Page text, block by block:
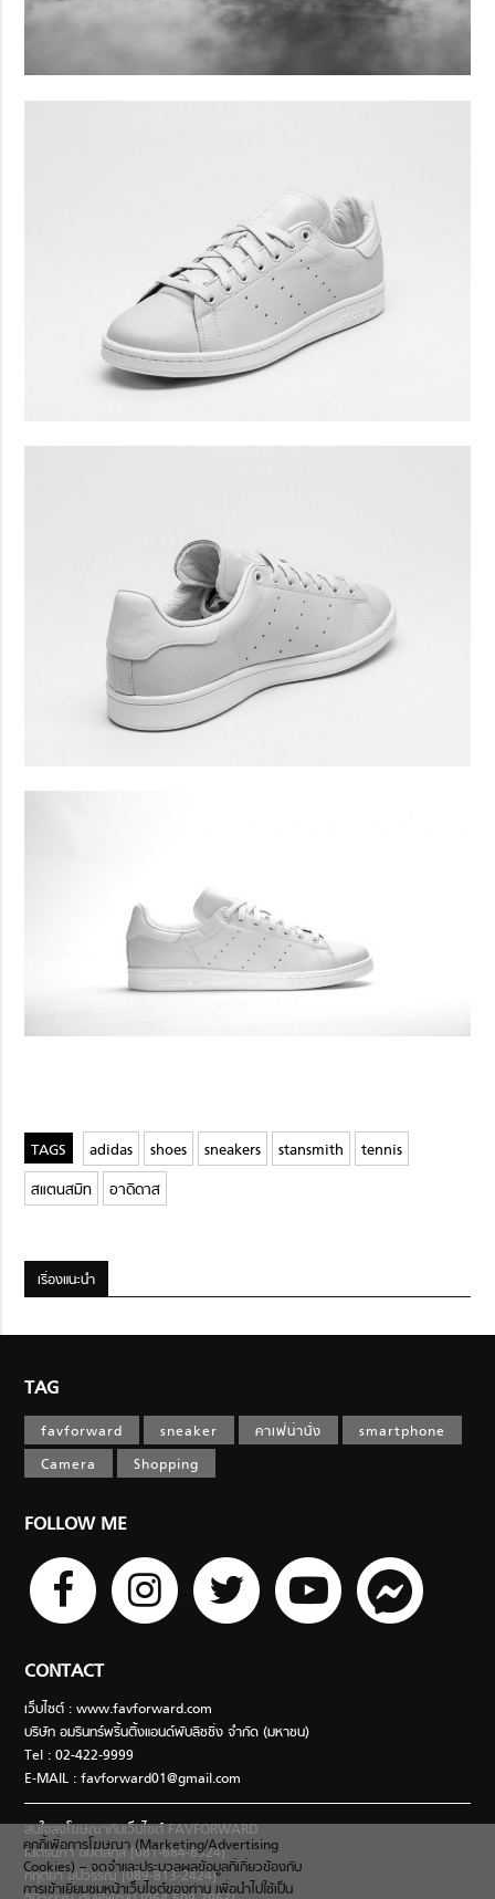
adidas shoes sneakers stansmith
tennis
สแตนสมิท
อาดิดาส
เรื่องแนะนำ
TAG
favforward sneaker คาเฟ่น่านั่ง
smartphone
Camera
Shopping
FOLLOW ME
CONTACT
เว็บไซต์ : www.favforward.com
บริษัท อมรินทร์พริ้นติ้งแอนด์พับลิชชิ่ง จำกัด (มหาชน)
Tel : 02-422-9999
E-MAIL :favforward01@gmail.com
สนใจลงโฆษณากับเว็บไซต์ FAVFORWARD
เนตรนภา อมตสกุล [081-684-8324]
กฤตยา อุปวรรณ [089-813-2424]
คุกกี้เพื่อการโฆษณา (Marketing/Advertising
Cookies) – จดจำและประมวลผลข้อมูลที่เกี่ยวข้องกับ
การเข้าเยี่ยมชมหน้าเว็บไซต์ของท่าน เพื่อนำไปใช้เป็น